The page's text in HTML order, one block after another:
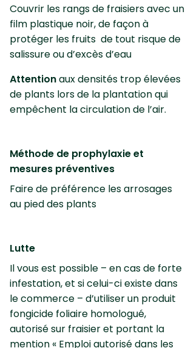
Couvrir les rangs de fraisiers avec un
film plastique noir, de façon à
protéger les fruits de tout risque de
salissure ou d’excès d’eau
Attentionaux densités trop élevées
de plants lors de la plantation qui
empêchent la circulation de l’air.
Méthode de prophylaxie et
mesures préventives
Faire de préférence les arrosages
au pied des plants
Lutte
Il vous est possible – en cas de forte
infestation, et si celui-ci existe dans
le commerce – d’utiliser un produit
fongicide foliaire homologué,
autorisé sur fraisier et portant la
mention « Emploi autorisé dans les